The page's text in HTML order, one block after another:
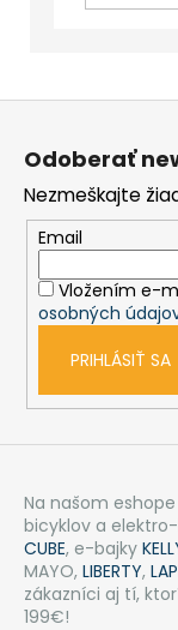
Odoberať
Nezmeškajte
Email
Vložením e-
osobných
PRIHLÁSIŤ SA
Na našom
bicyklov a
CUBE, e-bajky
MAYO, LIBERTY,
zákazníci aj tí,
199€!